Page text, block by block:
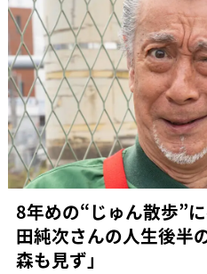
8年めの“じゅん散歩”
田純次さんの人生後半
森も見ず」